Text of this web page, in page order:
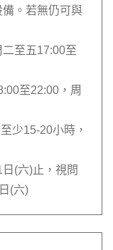
。若無仍可與
至五17:00至
至22:00，周
少15-20小時，
(六)止，視問
(六)